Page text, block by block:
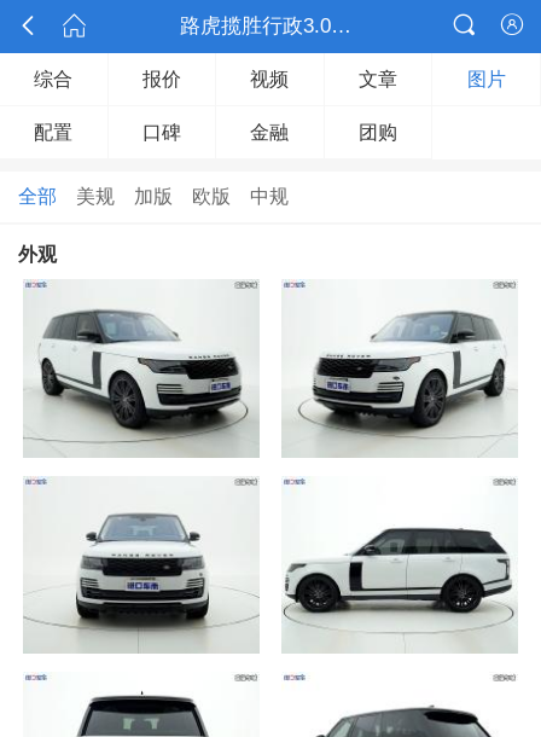
  路虎揽胜行政3.0汽油 

综合 报价 视频 文章 图片
配置 口碑 金融 团购
全部 美规 加版 欧版 中规
外观